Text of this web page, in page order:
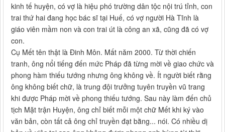
kinh tế huyện, có vợ là hiệu phó trường dân tộc nội trú tỉnh, con
trai thứ hai đang học bác sĩ tại Huế, có vợ người Hà Tĩnh là
giáo viên mầm non và con trai út là công an xã, cũng đã có vợ
con.
Cụ Mết tên thật là Đinh Môn. Mất năm 2000. Từ thời chiến
tranh, ông nổi tiếng đến mức Pháp đã từng mời về giao chức và
phong hàm thiếu tướng nhưng ông không về. Ít người biết rằng
ông không biết chữ, là trung đội trưởng tuyên truyền vũ trang
khi được Pháp mời về phong thiếu tướng. Sau này làm đến chủ
tịch Mặt trận Huyện, ông chỉ biết mỗi một chữ Mết khi ký vào
văn bản, còn tất cả ông chỉ truyền đạt bằng... nói. Có nhiều dị